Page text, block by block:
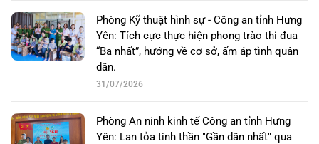
Phòng Kỹ thuật hình sự - Công an tỉnh Hưng
Yên: Tích cực thực hiện phong trào thi đua
“Ba nhất”, hướng về cơ sở, ấm áp tình quân
dân.
31/07/2026
Phòng An ninh kinh tế Công an tỉnh Hưng
Yên: Lan tỏa tinh thần "Gần dân nhất" qua